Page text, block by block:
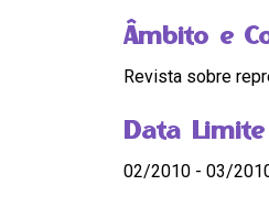
Âmbito e
Revista sobre
Data Limite
02/2010 - 03/